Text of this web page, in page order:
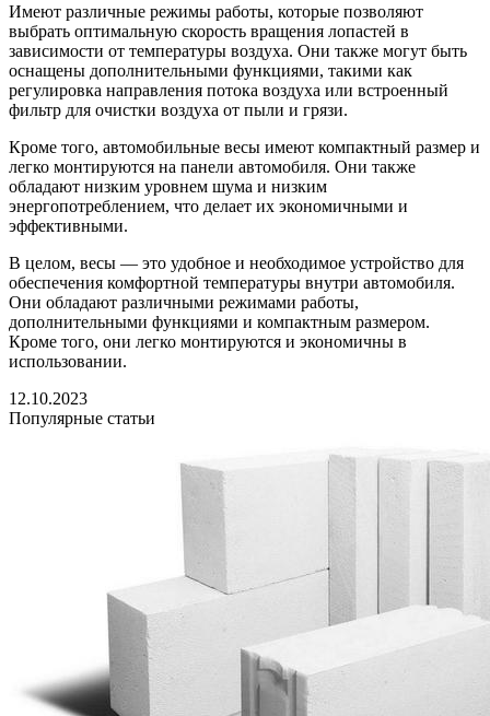
Имеют различные режимы работы, которые позволяют
выбрать оптимальную скорость вращения лопастей в
зависимости от температуры воздуха. Они также могут быть
оснащены дополнительными функциями, такими как
регулировка направления потока воздуха или встроенный
фильтр для очистки воздуха от пыли и грязи.
Кроме того, автомобильные весы имеют компактный размер и
легко монтируются на панели автомобиля. Они также
обладают низким уровнем шума и низким
энергопотреблением, что делает их экономичными и
эффективными.
В целом, весы — это удобное и необходимое устройство для
обеспечения комфортной температуры внутри автомобиля.
Они обладают различными режимами работы,
дополнительными функциями и компактным размером.
Кроме того, они легко монтируются и экономичны в
использовании.
12.10.2023
Популярные статьи